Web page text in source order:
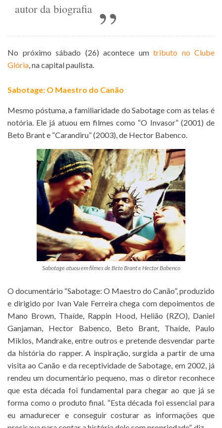
autor da biografia
No próximo sábado (26) acontece um tributo no Clube
Glória, na capital paulista.
Sabotage: O Maestro do Canão
Mesmo póstuma, a familiaridade do Sabotage com as telas é
notória. Ele já atuou em filmes como “O Invasor” (2001) de
Beto Brant e “Carandiru” (2003), de Hector Babenco.
Sabotage atuou em filmes de Beto Brant e Hector Babenco
O documentário “Sabotage: O Maestro do Canão”, produzido
e dirigido por Ivan Vale Ferreira chega com depoimentos de
Mano Brown, Thaíde, Rappin Hood, Helião (RZO), Daniel
Ganjaman, Hector Babenco, Beto Brant, Thaíde, Paulo
Miklos, Mandrake, entre outros e pretende desvendar parte
da história do rapper. A inspiração, surgida a partir de uma
visita ao Canão e da receptividade de Sabotage, em 2002, já
rendeu um documentário pequeno, mas o diretor reconhece
que esta década foi fundamental para chegar ao que já se
forma como o produto final. “Esta década foi essencial para
eu amadurecer e conseguir costurar as informações que